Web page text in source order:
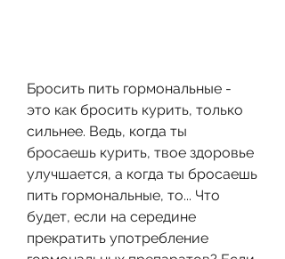
Бросить пить гормональные -
это как бросить курить, только
сильнее. Ведь, когда ты
бросаешь курить, твое здоровье
улучшается, а когда ты бросаешь
пить гормональные, то... Что
будет, если на середине
прекратить употребление